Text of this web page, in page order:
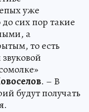
уже
сих пор такие
а
то есть
. – В
будут получать